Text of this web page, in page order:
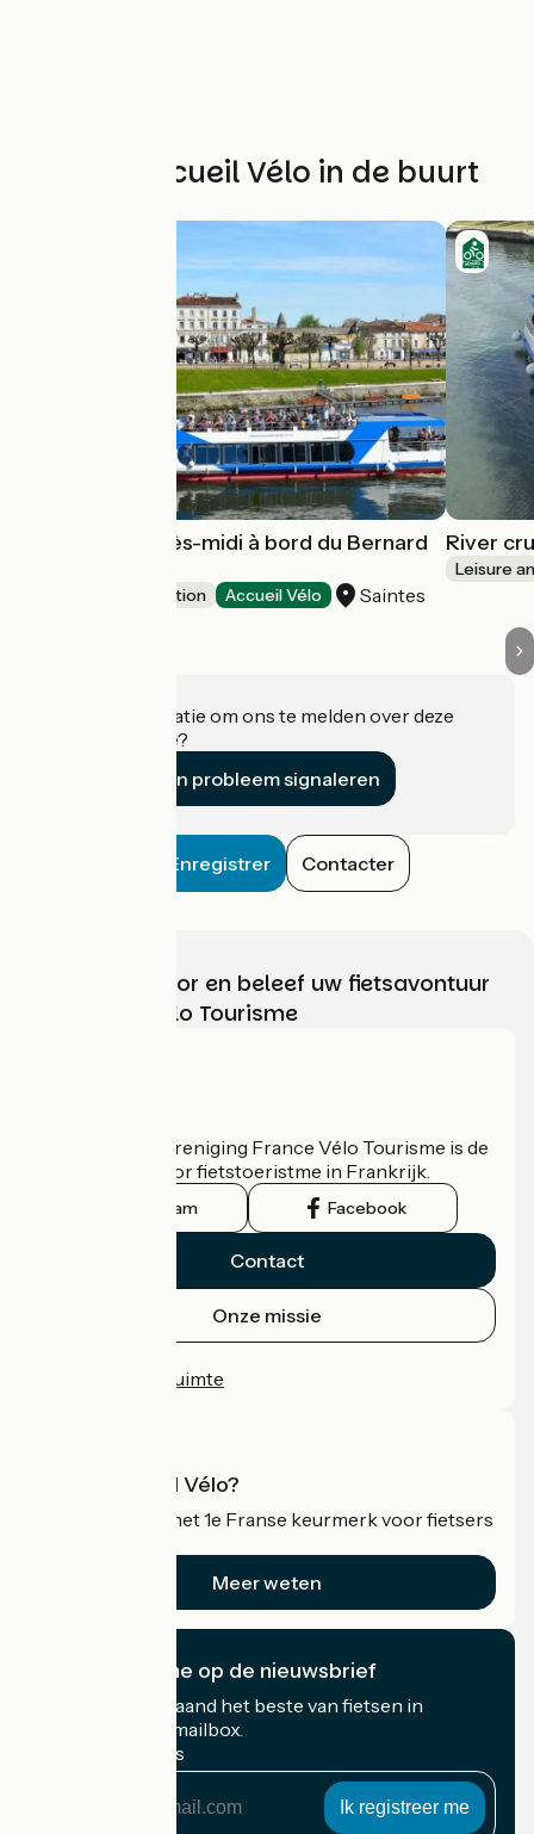
Andere Accueil Vélo in de buurt
Croisière d'Après-midi à bord du Bernard
Leisure and recreation Accueil Vélo Saintes
River
Leisure
Heeft u informatie om ons te melden over deze
accommodatie?
Een probleem signaleren
Enregistrer Contacter
Kies, bereid voor en beleef uw fietsavontuur
met France Vélo Tourisme
De nationale vereniging France Vélo Tourisme is de
officiële gids voor fietstoeristme in Frankrijk.
Instagram Facebook
Contact
Onze missie
Professionele ruimte
Wat is Accueil Vélo?
Accueil Vélo is het 1e Franse keurmerk voor fietsers
Meer weten
Ik abonneer me op de nieuwsbrief
Ontvang elke maand het beste van fietsen in
Frankrijk in uw mailbox.
Mijn e-mailadres